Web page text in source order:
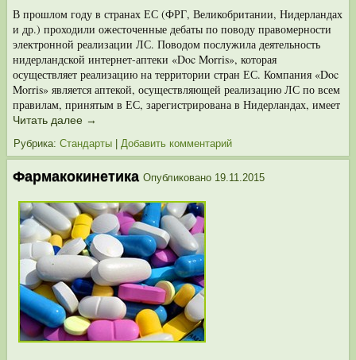
В прошлом году в странах ЕС (ФРГ, Великобритании, Нидерландах
и др.) проходили ожесточенные дебаты по поводу правомерности
электронной реа­лизации ЛС. Поводом послужила деятельность
нидерландской интернет-аптеки «Doc Morris», которая
осуществляет реализацию на территории стран ЕС. Компания «Doc
Morris» является аптекой, осуществляющей реализацию ЛС по всем
правилам, принятым в ЕС, зарегистрирована в Нидерландах, имеет
Читать далее →
Рубрика: Стандарты |Добавить комментарий
Фармакокинетика Опубликовано 19.11.2015